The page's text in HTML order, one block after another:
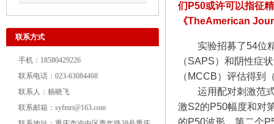
联系方式
手机：18580429226
联系电话：023-63084468
联系人：杨晓飞
联系邮箱：syfmri@163.com
们P50或许可以指征
《TheAmerican
实验招募了54位
（SAPS）和阴性症
（MCCB）评估得到
运用配对刺激范
激S2的P50幅度和对
的P50波形，第二个